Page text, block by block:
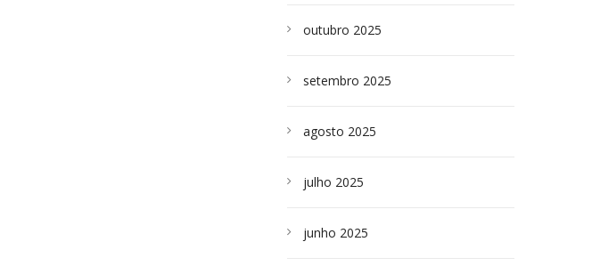
outubro 2025
setembro 2025
agosto 2025
julho 2025
junho 2025